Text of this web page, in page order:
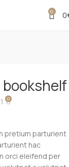
0 0
0
pretium parturient
hac
orci eleifend per